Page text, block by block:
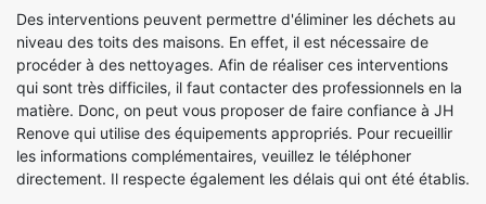
Des interventions peuvent permettre d'éliminer les déchets au
niveau des toits des maisons. En effet, il est nécessaire de
procéder à des nettoyages. Afin de réaliser ces interventions
qui sont très difficiles, il faut contacter des professionnels en la
matière. Donc, on peut vous proposer de faire confiance à JH
Renove qui utilise des équipements appropriés. Pour recueillir
les informations complémentaires, veuillez le téléphoner
directement. Il respecte également les délais qui ont été établis.